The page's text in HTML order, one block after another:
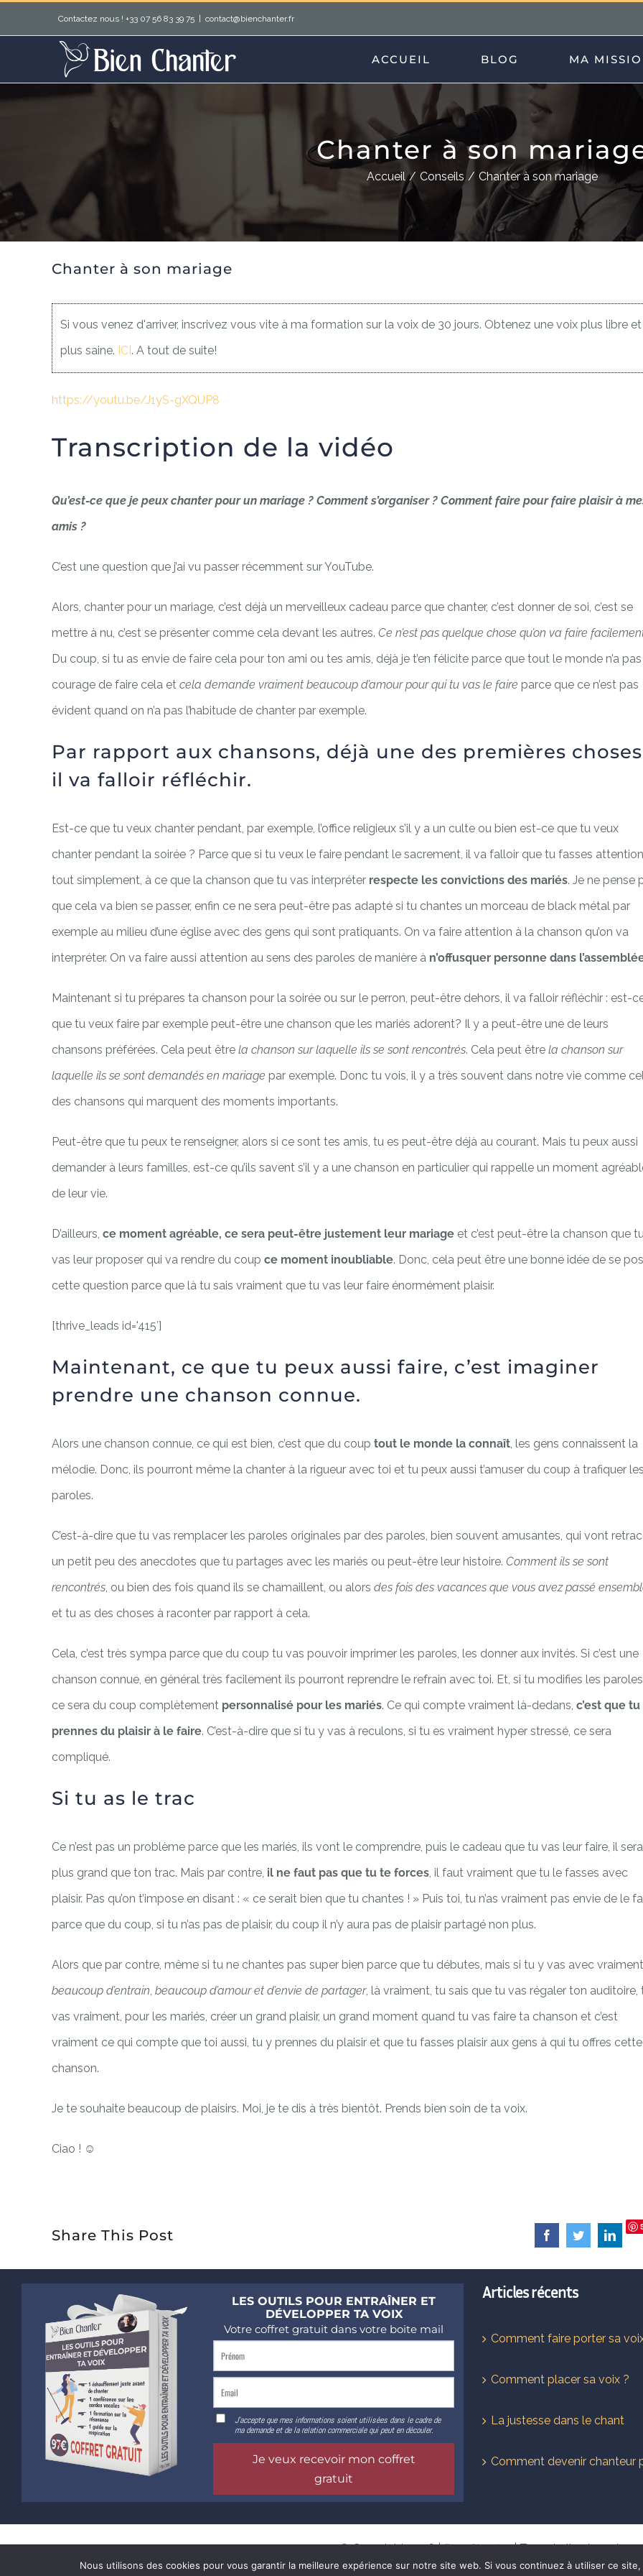
au
Contactez nous ! +33 07 56 83 39 75 | contact@bienchanter.fr
ACCUEIL BLOG MA
Chanter à son
Accueil Conseils Chanter à son mariage
Chanter à son mariage
Si vous venez d'arriver, inscrivez vous vite à ma formation sur la voix de 30 jours. Obtenez une voix plus libre et
plus saine. ICI . A tout de suite!
https://youtu.be/J1yS-gXQUP8
Transcription de la vidéo
Qu’est-ce que je peux chanter pour un mariage ? Comment s’organiser ? Comment faire pour faire plaisir à
amis ?
C’est une question que j’ai vu passer récemment sur YouTube.
Alors, chanter pour un mariage, c’est déjà un merveilleux cadeau parce que chanter, c’est donner de soi, c’est se
mettre à nu, c’est se présenter comme cela devant les autres. Ce n’est pas quelque chose qu’on va faire
Du coup, si tu as envie de faire cela pour ton ami ou tes amis, déjà je t’en félicite parce que tout le monde n’a
courage de faire cela et cela demande vraiment beaucoup d’amour pour qui tu vas le faire parce que ce n’est pas
évident quand on n’a pas l’habitude de chanter par exemple.
Par rapport aux chansons, déjà une des premières
il va falloir réfléchir.
Est-ce que tu veux chanter pendant, par exemple, l’office religieux s’il y a un culte ou bien est-ce que tu veux
chanter pendant la soirée ? Parce que si tu veux le faire pendant le sacrement, il va falloir que tu fasses attention,
tout simplement, à ce que la chanson que tu vas interpréter respecte les convictions des mariés. Je ne pense
que cela va bien se passer, enfin ce ne sera peut-être pas adapté si tu chantes un morceau de black métal par
exemple au milieu d’une église avec des gens qui sont pratiquants. On va faire attention à la chanson qu’on va
interpréter. On va faire aussi attention au sens des paroles de manière à n’offusquer personne dans
Maintenant si tu prépares ta chanson pour la soirée ou sur le perron, peut-être dehors, il va falloir réfléchir : est-
que tu veux faire par exemple peut-être une chanson que les mariés adorent? Il y a peut-être une de leurs
chansons préférées. Cela peut être la chanson sur laquelle ils se sont rencontrés. Cela peut être la chanson sur
laquelle ils se sont demandés en mariage par exemple. Donc tu vois, il y a très souvent dans notre vie comme
des chansons qui marquent des moments importants.
Peut-être que tu peux te renseigner, alors si ce sont tes amis, tu es peut-être déjà au courant. Mais tu peux aussi
demander à leurs familles, est-ce qu’ils savent s’il y a une chanson en particulier qui rappelle un moment
de leur vie.
D’ailleurs, ce moment agréable, ce sera peut-être justement leur mariage et c’est peut-être la chanson que tu
vas leur proposer qui va rendre du coup ce moment inoubliable. Donc, cela peut être une bonne idée de se
cette question parce que là tu sais vraiment que tu vas leur faire énormément plaisir.
[thrive_leads id='415′]
Maintenant, ce que tu peux aussi faire, c’est imaginer
prendre une chanson connue.
Alors une chanson connue, ce qui est bien, c’est que du coup tout le monde la connaît , les gens connaissent la
mélodie. Donc, ils pourront même la chanter à la rigueur avec toi et tu peux aussi t’amuser du coup à trafiquer les
paroles.
C’est-à-dire que tu vas remplacer les paroles originales par des paroles, bien souvent amusantes, qui vont
un petit peu des anecdotes que tu partages avec les mariés ou peut-être leur histoire. Comment ils se sont
rencontrés , ou bien des fois quand ils se chamaillent, ou alors des fois des vacances que vous avez passé
et tu as des choses à raconter par rapport à cela.
Cela, c’est très sympa parce que du coup tu vas pouvoir imprimer les paroles, les donner aux invités. Si c’est une
chanson connue, en général très facilement ils pourront reprendre le refrain avec toi. Et, si tu modifies les paroles,
ce sera du coup complètement personnalisé pour les mariés. Ce qui compte vraiment là-dedans, c’est que tu
prennes du plaisir à le faire. C’est-à-dire que si tu y vas à reculons, si tu es vraiment hyper stressé, ce sera
compliqué.
Si tu as le trac
Ce n’est pas un problème parce que les mariés, ils vont le comprendre, puis le cadeau que tu vas leur faire, il sera
plus grand que ton trac. Mais par contre, il ne faut pas que tu te forces , il faut vraiment que tu le fasses avec
plaisir. Pas qu’on t’impose en disant : « ce serait bien que tu chantes ! » Puis toi, tu n’as vraiment pas envie de le
parce que du coup, si tu n’as pas de plaisir, du coup il n’y aura pas de plaisir partagé non plus.
Alors que par contre, même si tu ne chantes pas super bien parce que tu débutes, mais si tu y vas avec vraiment
beaucoup d’entrain beaucoup d’amour et d’envie de partager, là vraiment, tu sais que tu vas régaler ton auditoire,
vas vraiment, pour les mariés, créer un grand plaisir, un grand moment quand tu vas faire ta chanson et c’est
vraiment ce qui compte que toi aussi, tu y prennes du plaisir et que tu fasses plaisir aux gens à qui tu offres cette
chanson.
Je te souhaite beaucoup de plaisirs. Moi, je te dis à très bientôt. Prends bien soin de ta voix.
Ciao ! ☺
Share This Post FacebookTwitter
Articles récents
Comment faire porter sa
Comment placer sa voix ?
La justesse dans le chant
Comment devenir chanteur
© Copyright 2026 |Bien Chanter| Tous droits réservés
Rejoins laVocal Coach Factorydès maintenant et fais de ta passion un
Nous utilisons des cookies pour vous garantir la meilleure expérience sur notre site web. Si vous continuez à utiliser ce